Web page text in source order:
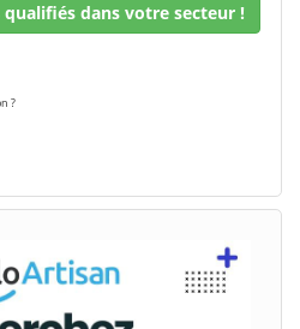
dans votre secteur !
?